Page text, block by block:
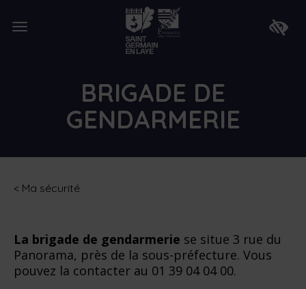
Ouvrir
Lien
de
retour
à
la
Faire
BRIGADE DE
GENDARMERIE
< Ma sécurité
La brigade de gendarmerie se situe 3 rue du
Panorama, près de la sous-préfecture. Vous
pouvez la contacter au 01 39 04 04 00.